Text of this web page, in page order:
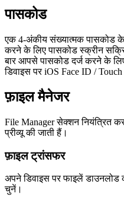
पासकोड
एक 4-अंकीय संख्यात्मक पासकोड
करने के लिए पासकोड स्क्रीन
बार आपसे पासकोड दर्ज करने के
डिवाइस पर iOS Face ID /
फ़ाइल मैनेजर
File Manager सेक्शन नियंत्रित
प्रीव्यू की जाती हैं।
फ़ाइल ट्रांसफर
अपने डिवाइस पर फाइलें डाउनलोड
चुनें।